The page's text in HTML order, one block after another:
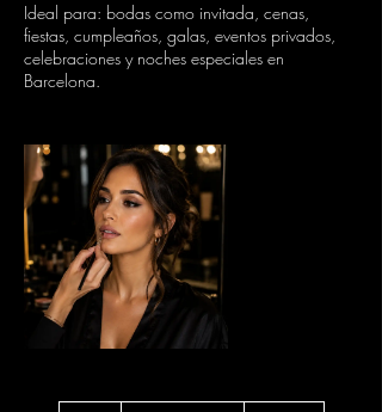
Ideal para: bodas como invitada, cenas,
fiestas, cumpleaños, galas, eventos privados,
celebraciones y noches especiales en
Barcelona.